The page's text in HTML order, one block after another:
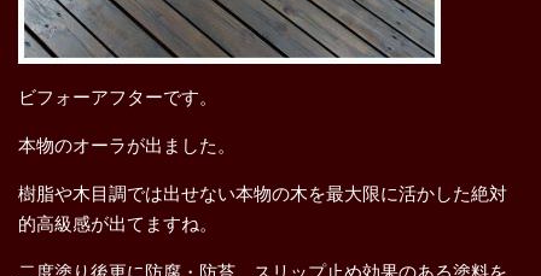
ビフォーアフターです。
本物のオーラが出ました。
樹脂や木目調では出せない本物の木を最大限に活かした絶対
的高級感が出てますね。
二度塗り後更に防腐・防苔 スリップ止め効果のある塗料を